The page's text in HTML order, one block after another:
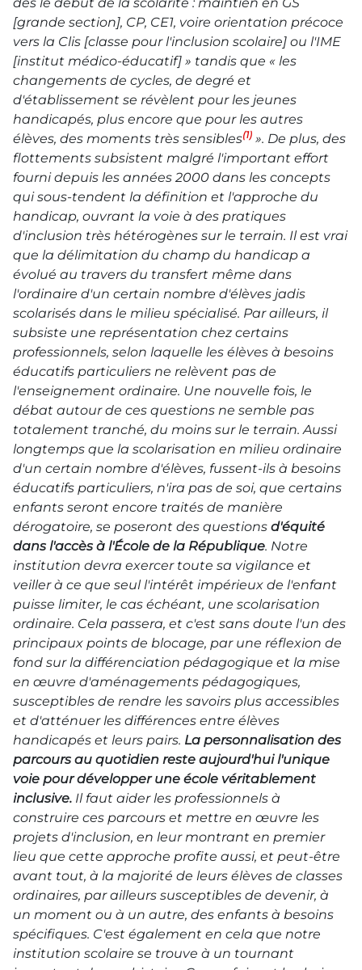
[grande section], CP, CE1, voire orientation précoce
vers la Clis [classe pour l'inclusion scolaire] ou l'IME
[institut médico-éducatif] » tandis que « les
changements de cycles, de degré et
d'établissement se révèlent pour les jeunes
handicapés, plus encore que pour les autres
élèves, des moments très sensibles(1) ». De plus, des
flottements subsistent malgré l'important effort
fourni depuis les années 2000 dans les concepts
qui sous-tendent la définition et l'approche du
handicap, ouvrant la voie à des pratiques
d'inclusion très hétérogènes sur le terrain. Il est vrai
que la délimitation du champ du handicap a
évolué au travers du transfert même dans
l'ordinaire d'un certain nombre d'élèves jadis
scolarisés dans le milieu spécialisé. Par ailleurs, il
subsiste une représentation chez certains
professionnels, selon laquelle les élèves à besoins
éducatifs particuliers ne relèvent pas de
l'enseignement ordinaire. Une nouvelle fois, le
débat autour de ces questions ne semble pas
totalement tranché, du moins sur le terrain. Aussi
longtemps que la scolarisation en milieu ordinaire
d'un certain nombre d'élèves, fussent-ils à besoins
éducatifs particuliers, n'ira pas de soi, que certains
enfants seront encore traités de manière
dérogatoire, se poseront des questions d'équité
dans l'accès à l'École de la République. Notre
institution devra exercer toute sa vigilance et
veiller à ce que seul l'intérêt impérieux de l'enfant
puisse limiter, le cas échéant, une scolarisation
ordinaire. Cela passera, et c'est sans doute l'un des
principaux points de blocage, par une réflexion de
fond sur la différenciation pédagogique et la mise
en œuvre d'aménagements pédagogiques,
susceptibles de rendre les savoirs plus accessibles
et d'atténuer les différences entre élèves
handicapés et leurs pairs. La personnalisation des
parcours au quotidien reste aujourd'hui l'unique
voie pour développer une école véritablement
inclusive. Il faut aider les professionnels à
construire ces parcours et mettre en œuvre les
projets d'inclusion, en leur montrant en premier
lieu que cette approche profite aussi, et peut-être
avant tout, à la majorité de leurs élèves de classes
ordinaires, par ailleurs susceptibles de devenir, à
un moment ou à un autre, des enfants à besoins
spécifiques. C'est également en cela que notre
institution scolaire se trouve à un tournant